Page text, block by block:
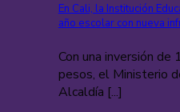
En Cali, la Institución
año escolar con nueva
Con una inversión
pesos, el Ministerio
Alcaldía [...]